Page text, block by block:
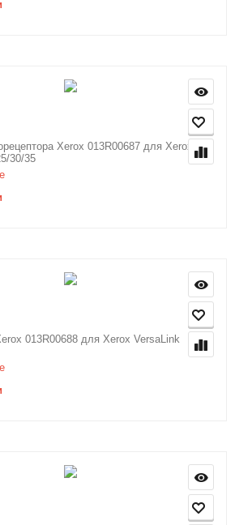
Xerox 013R00687 для Xerox
30/35
013R00688 для Xerox VersaLink